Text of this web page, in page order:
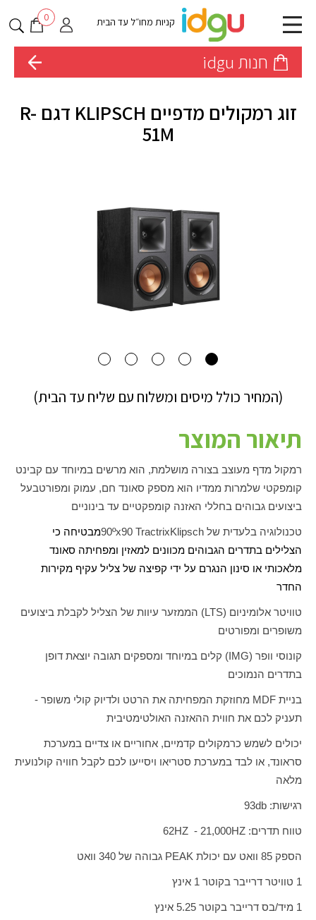
קניות מחו״ל עד הבית 0
חנות idgu
זוג רמקולים מדפיים KLIPSCH דגם R-
51M
(המחיר כולל מיסים ומשלוח עם שליח עד הבית)
תיאור המוצר
רמקול מדף מעוצב בצורה מושלמת, הוא מרשים במיוחד עם קבינט
קומפקטי שלמרות ממדיו הוא מספק סאונד חם, עמוק ומפורטבעל
ביצועים גבוהים בחללי האזנה קומפקטיים עד בינוניים
טכנולוגיה בלעדית של Klipsch
Tractrix
90ºxמבטיחה כי
הצלילים בתדרים הגבוהים מכוונים למאזין ומפחיתה סאונד
מלאכותי או סינון הנגרם על ידי קפיצה של צליל עקיף מקירות
החדר
טוויטר אלומיניום (LTS) הממזער עיוות של הצליל לקבלת ביצועים
משופרים ומפורטים
קונוסי וופר (IMG) קלים במיוחד ומספקים תגובה יוצאת דופן
בתדרים הנמוכים
בניית MDF מחוזקת המפחיתה את הרטט ולדיוק קולי משופר -
תעניק לכם את חווית ההאזנה האולטימטיבית
יכולים לשמש כרמקולים קדמיים, אחוריים או צדיים במערכת
סראונד, או לבד במערכת סטריאו ויסייעו לכם לקבל חוויה קולנועית
מלאה
רגישות: db
93
טווח תדרים: HZ
21,000 -
HZ
62
הספק 85 וואט עם יכולת PEAK גבוהה של 340 וואט
1 טוויטר דרייבר בקוטר 1 אינץ
1 מיד/בס דרייבר בקוטר 5.25 אינץ